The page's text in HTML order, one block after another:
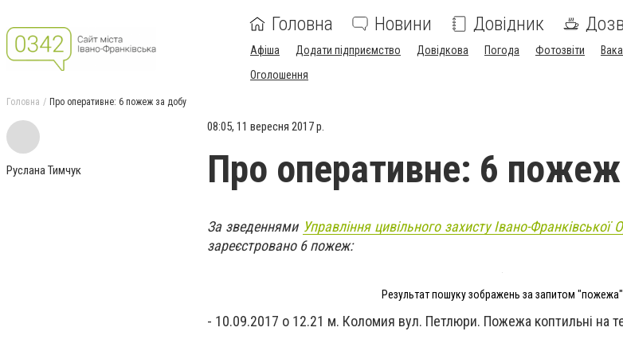
Головна Новини Довідник
Афіша Додати підприємство Довідкова Погода Фотозвіти
Оголошення
Головна Про оперативне: 6 пожеж за добу
Руслана Тимчук
08:05, 11 вересня 2017 р.
Про оперативне: 6
За зведеннями Управління цивільного захисту Івано-Франківської
зареєстровано 6 пожеж:
Результат пошуку зображень за запитом "пожежа"
- 10.09.2017 о 12.21 м. Коломия вул. Петлюри. Пожежа коптильні на